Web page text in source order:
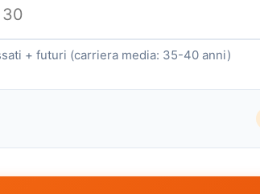
+ futuri (carriera media: 35-40 anni)